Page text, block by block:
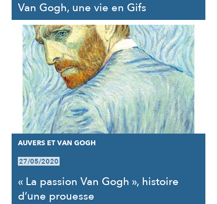
Van Gogh, une vie en Gifs
AUVERS ET VAN GOGH
27/05/2020
« La passion Van Gogh », histoire
d’une prouesse